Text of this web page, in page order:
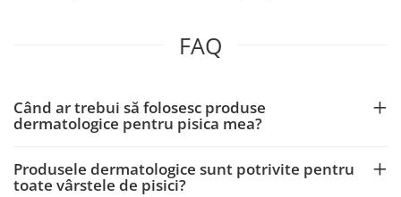
FAQ
Când ar trebui să folosesc produse
dermatologice pentru pisica mea?
Produsele dermatologice sunt potrivite pentru
toate vârstele de pisici?